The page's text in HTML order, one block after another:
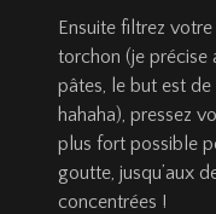
Ensuite filtrez
torchon (je précise
pâtes, le but est
hahaha), pressez
plus fort possible
goutte, jusqu’aux
concentrées !